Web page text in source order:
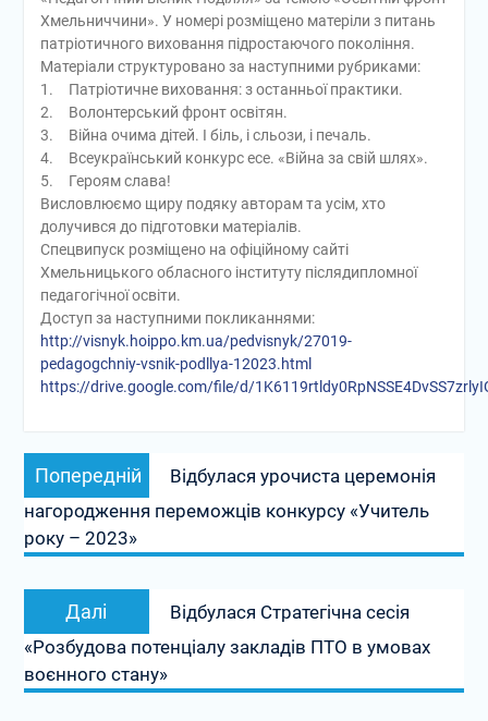
Хмельниччини». У номері розміщено матеріли з питань
патріотичного виховання підростаючого покоління.
Матеріали структуровано за наступними рубриками:
1. Патріотичне виховання: з останньої практики.
2. Волонтерський фронт освітян.
3. Війна очима дітей. І біль, і сльози, і печаль.
4. Всеукраїнський конкурс есе. «Війна за свій шлях».
5. Героям слава!
Висловлюємо щиру подяку авторам та усім, хто
долучився до підготовки матеріалів.
Спецвипуск розміщено на офіційному сайті
Хмельницького обласного інституту післядипломної
педагогічної освіти.
Доступ за наступними покликаннями:
http://visnyk.hoippo.km.ua/pedvisnyk/27019-
pedagogchniy-vsnik-podllya-12023.html
https://drive.google.com/file/d/
Навігація
записів
Попередній
Попередній
запис:
Відбулася урочиста церемонія
нагородження переможців конкурсу «Учитель
року – 2023»
Далі
Наступний
запис:
Відбулася Стратегічна сесія
«Розбудова потенціалу закладів ПТО в умовах
воєнного стану»